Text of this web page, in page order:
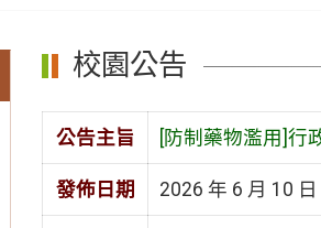
校園公告
公告主旨 [防制藥物濫用]行
發佈日期 2026 年 6 月 10 日